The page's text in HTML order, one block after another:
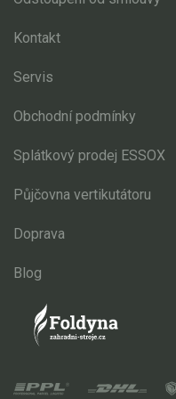
Ostatní
Náhradní díly Stiga Estate
Náhradní díly pro sekačky
Kontakt
Servis
Obchodní podmínky
Splátkový prodej ESSOX
Půjčovna vertikutátoru
Doprava
Blog